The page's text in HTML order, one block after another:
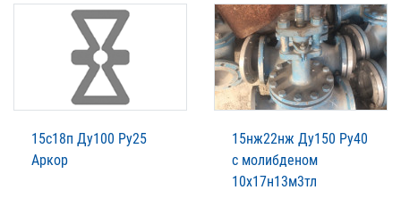
15с18п Ду100 Ру25
Аркор
15нж22нж Ду150 Ру40
с молибденом
10х17н13м3тл